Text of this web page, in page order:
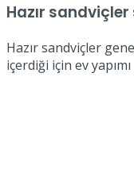
Hazır sandviçler
Hazır sandviçler
içerdiği için ev